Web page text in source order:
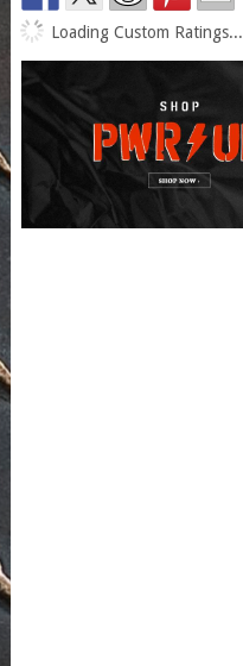
Loading Custom Ratings...